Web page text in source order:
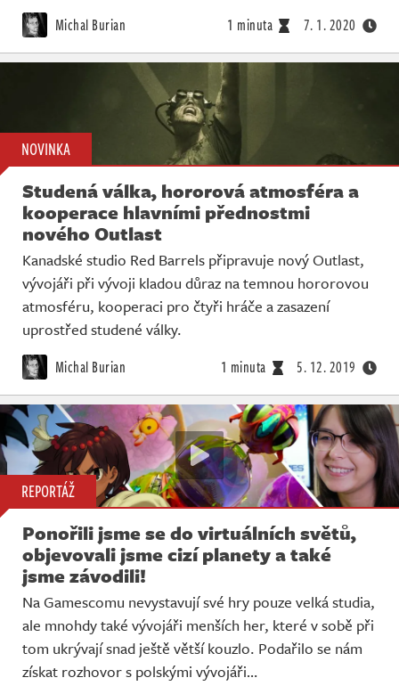
Michal Burian 1 minuta 7. 1. 2020
NOVINKA
Studená válka, hororová atmosféra a
kooperace hlavními přednostmi
nového Outlast
Kanadské studio Red Barrels připravuje nový Outlast,
vývojáři při vývoji kladou důraz na temnou hororovou
atmosféru, kooperaci pro čtyři hráče a zasazení
uprostřed studené války.
Michal Burian 1 minuta 5. 12. 2019
REPORTÁŽ
Ponořili jsme se do virtuálních světů,
objevovali jsme cizí planety a také
jsme závodili!
Na Gamescomu nevystavují své hry pouze velká studia,
ale mnohdy také vývojáři menších her, které v sobě při
tom ukrývají snad ještě větší kouzlo. Podařilo se nám
získat rozhovor s polskými vývojáři…